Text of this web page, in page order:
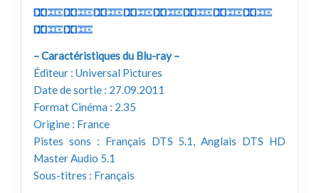
– Caractéristiques du Blu-ray –
Éditeur : Universal Pictures
Date de sortie : 27.09.2011
Format Cinéma : 2.35
Origine : France
Pistes sons : Français DTS 5.1, Anglais DTS HD
Master Audio 5.1
Sous-titres : Français